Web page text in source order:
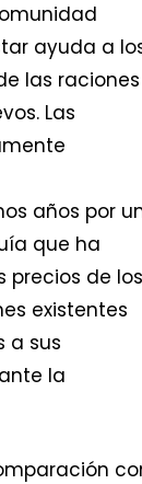
ayuda a
las raciones
Las
años por
que ha
precios de los
existentes
a sus
la